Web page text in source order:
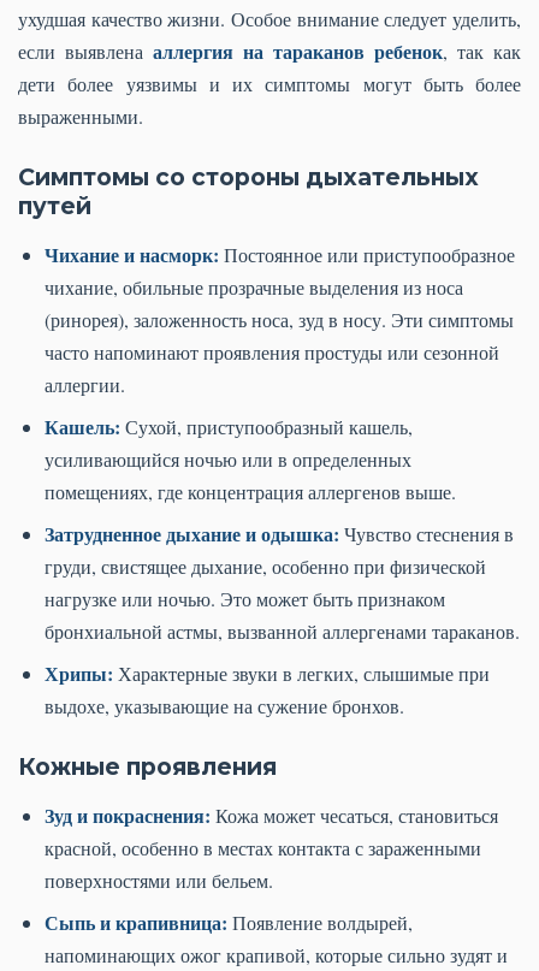
ухудшая качество жизни. Особое внимание следует уделить,
если выявлена аллергия на тараканов ребенок, так как
дети более уязвимы и их симптомы могут быть более
выраженными.
Симптомы со стороны дыхательных
путей
Чихание и насморк: Постоянное или приступообразное
чихание, обильные прозрачные выделения из носа
(ринорея), заложенность носа, зуд в носу. Эти симптомы
часто напоминают проявления простуды или сезонной
аллергии.
Кашель: Сухой, приступообразный кашель,
усиливающийся ночью или в определенных
помещениях, где концентрация аллергенов выше.
Затрудненное дыхание и одышка: Чувство стеснения в
груди, свистящее дыхание, особенно при физической
нагрузке или ночью. Это может быть признаком
бронхиальной астмы, вызванной аллергенами тараканов.
Хрипы: Характерные звуки в легких, слышимые при
выдохе, указывающие на сужение бронхов.
Кожные проявления
Зуд и покраснения: Кожа может чесаться, становиться
красной, особенно в местах контакта с зараженными
поверхностями или бельем.
Сыпь и крапивница: Появление волдырей,
напоминающих ожог крапивой, которые сильно зудят и